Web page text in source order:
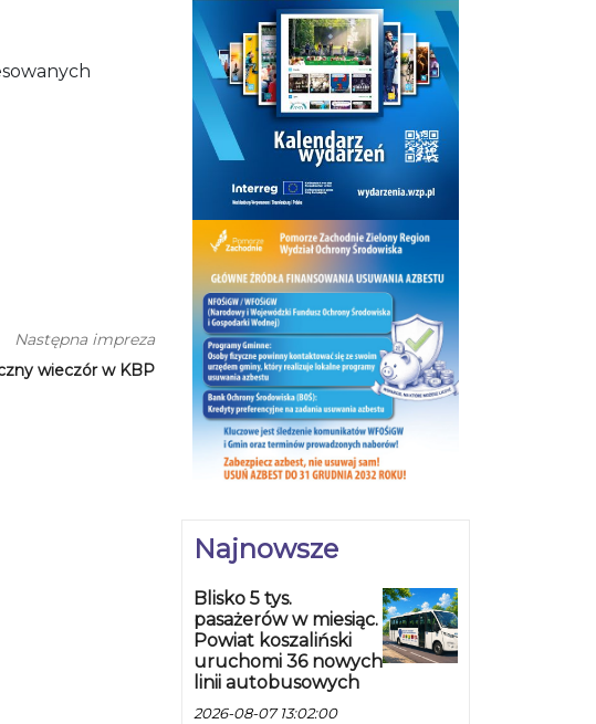
Następna impreza
wieczór w KBP
Najnowsze
Blisko 5 tys.
pasażerów w miesiąc.
Powiat koszaliński
uruchomi 36 nowych
linii autobusowych
2026-08-07 13:02:00